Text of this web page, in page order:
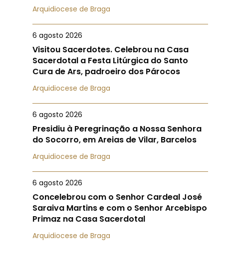
Arquidiocese de Braga
6 agosto 2026
Visitou Sacerdotes. Celebrou na Casa
Sacerdotal a Festa Litúrgica do Santo
Cura de Ars, padroeiro dos Párocos
Arquidiocese de Braga
6 agosto 2026
Presidiu à Peregrinação a Nossa Senhora
do Socorro, em Areias de Vilar, Barcelos
Arquidiocese de Braga
6 agosto 2026
Concelebrou com o Senhor Cardeal José
Saraiva Martins e com o Senhor Arcebispo
Primaz na Casa Sacerdotal
Arquidiocese de Braga